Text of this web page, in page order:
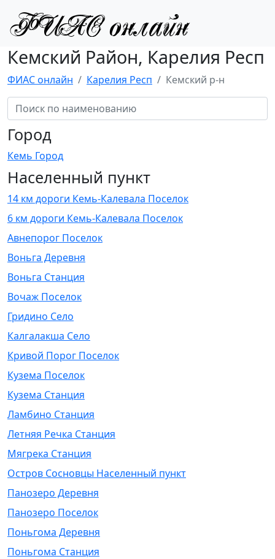
Кемский Район, Карелия Респ
ФИАС онлайн Карелия Респ Кемский р-н
Город
Кемь Город
Населенный пункт
14 км дороги Кемь-Калевала Поселок
6 км дороги Кемь-Калевала Поселок
Авнепорог Поселок
Воньга Деревня
Воньга Станция
Вочаж Поселок
Гридино Село
Калгалакша Село
Кривой Порог Поселок
Кузема Поселок
Кузема Станция
Ламбино Станция
Летняя Речка Станция
Мягрека Станция
Остров Сосновцы Населенный пункт
Панозеро Деревня
Панозеро Поселок
Поньгома Деревня
Поньгома Станция